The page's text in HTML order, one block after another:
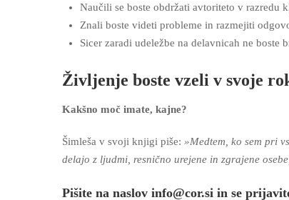
Naučili se boste obdržati avtoriteto v razredu
Znali boste videti probleme in razmejiti
Sicer zaradi udeležbe na delavnicah ne boste
Življenje boste vzeli v svoje
Kakšno moč imate, kajne?
Šimleša v svoji knjigi piše: »Medtem, ko sem pri
delajo z ljudmi, resnično urejene in zgrajene
Pišite na naslov info@cor.si in se